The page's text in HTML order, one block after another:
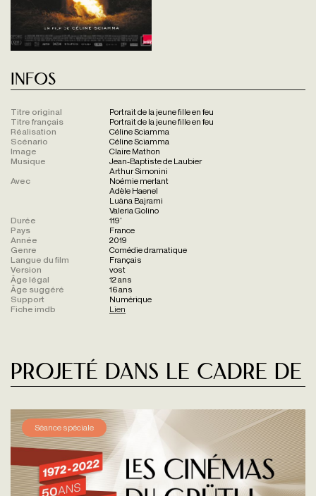
Infos
Titre original
Portrait de la jeune fille en feu
Titre français
Portrait de la jeune fille en feu
Réalisation
Céline Sciamma
Scénario
Céline Sciamma
Image
Claire Mathon
Musique
Jean-Baptiste de Laubier
Arthur Simonini
Avec
Noémie merlant
Adèle Haenel
Luàna Bajrami
Valeria Golino
Durée
119'
Pays
France
Année
2019
Genre
Comédie dramatique
Langue du film
Français
Version
vost
Âge légal
12 ans
Âge suggéré
16 ans
Support
Numérique
Fiche imdb
Lien
Projeté dans le cadre de
Séance spéciale